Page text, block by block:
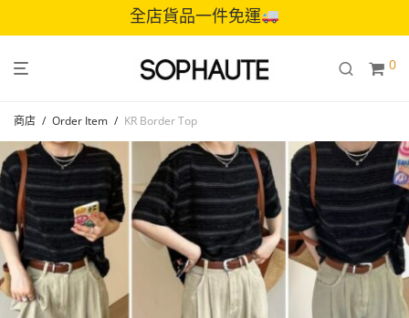
全店貨品一件免運
0
商店 / Order Item / KR Border Top